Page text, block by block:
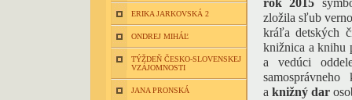
ERIKA JARKOVSKÁ 2
ONDREJ MIHÁĽ
TÝŽDEŇ ČESKO-SLOVENSKEJ
VZÁJOMNOSTI
JANA PRONSKÁ
rok 2015
zložila sľub
kráľa detských
knižnica a knihu
a vedúci
a knižný dar